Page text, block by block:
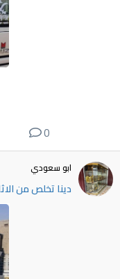
0
ابو سعودي
دينا تخلص من الاثاث